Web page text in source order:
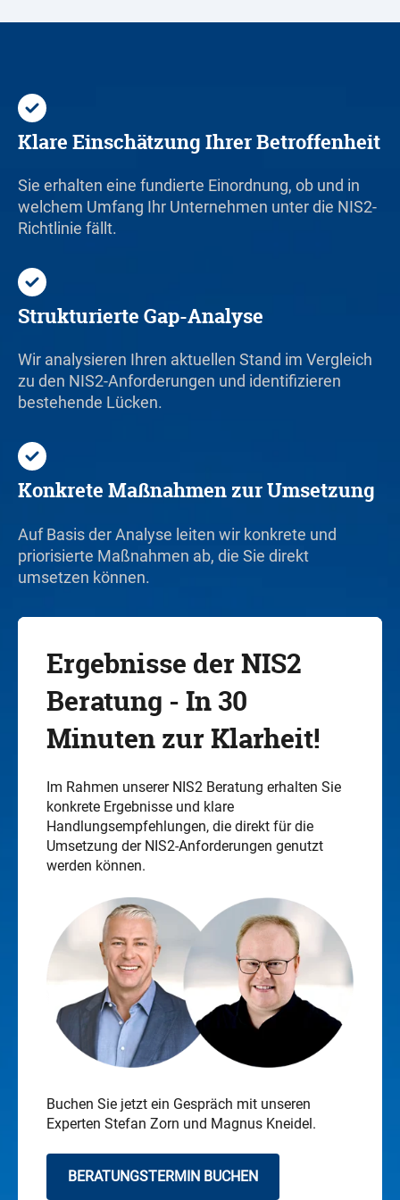
Klare Einschätzung Ihrer Betroffenheit
Sie erhalten eine fundierte Einordnung, ob und in
welchem Umfang Ihr Unternehmen unter die NIS2-
Richtlinie fällt.
Strukturierte Gap-Analyse
Wir analysieren Ihren aktuellen Stand im Vergleich
zu den NIS2-Anforderungen und identifizieren
bestehende Lücken.
Konkrete Maßnahmen zur Umsetzung
Auf Basis der Analyse leiten wir konkrete und
priorisierte Maßnahmen ab, die Sie direkt
umsetzen können.
Ergebnisse der NIS2
Beratung - In 30
Minuten zur Klarheit!
Im Rahmen unserer NIS2 Beratung erhalten Sie
konkrete Ergebnisse und klare
Handlungsempfehlungen, die direkt für die
Umsetzung der NIS2-Anforderungen genutzt
werden können.
Buchen Sie jetzt ein Gespräch mit unseren
Experten Stefan Zorn und Magnus Kneidel.
BERATUNGSTERMIN BUCHEN